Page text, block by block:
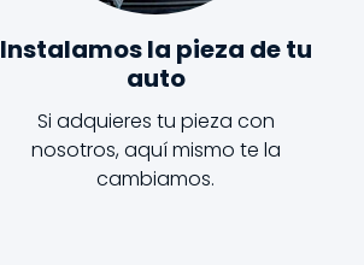
Instalamos la pieza de tu
auto
Si adquieres tu pieza con
nosotros, aquí mismo te la
cambiamos.